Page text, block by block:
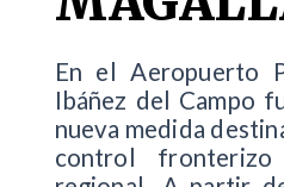
En el Aeropuerto
Ibáñez del Campo
nueva medida
control